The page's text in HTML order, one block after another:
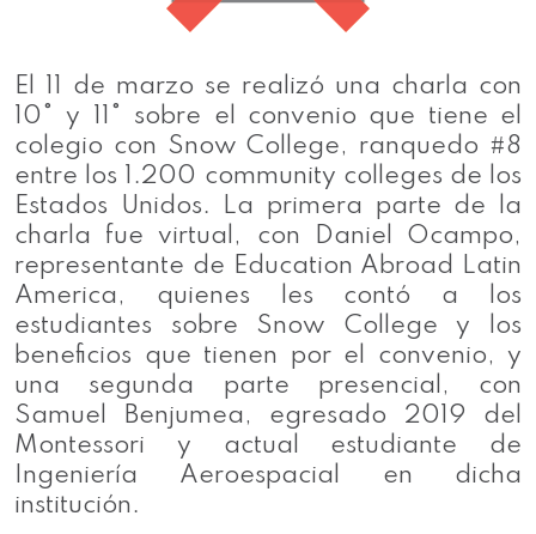
El 11 de marzo se realizó una charla con
10° y 11° sobre el convenio que tiene el
colegio con Snow College, ranquedo #8
entre los 1.200 community colleges de los
Estados Unidos. La primera parte de la
charla fue virtual, con Daniel Ocampo,
representante de Education Abroad Latin
America, quienes les contó a los
estudiantes sobre Snow College y los
beneficios que tienen por el convenio, y
una segunda parte presencial, con
Samuel Benjumea, egresado 2019 del
Montessori y actual estudiante de
Ingeniería Aeroespacial en dicha
institución.